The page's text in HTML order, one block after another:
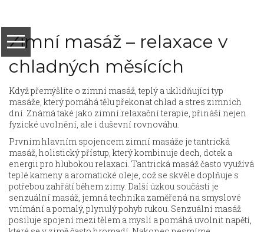
Zimní masáž – relaxace v
chladných měsících
Když přemýšlíte o zimní masáž,teplý a uklidňující typ
masáže, který pomáhá tělu překonat chlad a stres zimních
dní. Známá také jako zimní relaxační terapie, přináší nejen
fyzické uvolnění, ale i duševní rovnováhu.
Prvním hlavním spojencem zimní masáže jetantrická
masáž, holistický přístup, který kombinuje dech, dotek a
energii pro hlubokou relaxaci. Tantrická masáž často využívá
teplé kameny a aromatické oleje, což se skvěle doplňuje s
potřebou zahřátí během zimy. Další úzkou součástí je
senzuální masáž, jemná technika zaměřená na smyslové
vnímání a pomalý, plynulý pohyb rukou. Senzuální masáž
posiluje spojení mezi tělem a myslí a pomáhá uvolnit napětí,